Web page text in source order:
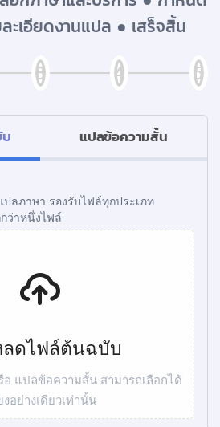
ละเอียดงานแปล ● เสร็จสิ้น
แปลข้อความสั้น
ปลภาษา รองรับไฟล์ทุกประเภท
ว่าหนึ่งไฟล์
ลดไฟล์ต้นฉบับ
แปลข้อความสั้น สามารถเลือกได้
งอย่างเดียวเท่านั้น